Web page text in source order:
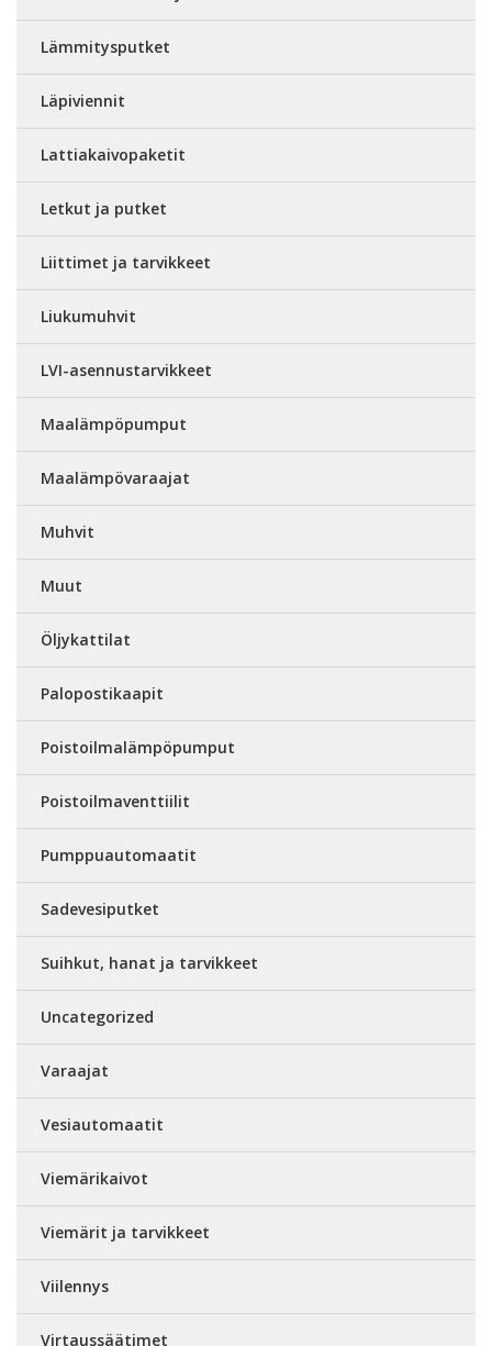
Lämmitysputket
Läpiviennit
Lattiakaivopaketit
Letkut ja putket
Liittimet ja tarvikkeet
Liukumuhvit
LVI-asennustarvikkeet
Maalämpöpumput
Maalämpövaraajat
Muhvit
Muut
Öljykattilat
Palopostikaapit
Poistoilmalämpöpumput
Poistoilmaventtiilit
Pumppuautomaatit
Sadevesiputket
Suihkut, hanat ja tarvikkeet
Uncategorized
Varaajat
Vesiautomaatit
Viemärikaivot
Viemärit ja tarvikkeet
Viilennys
Virtaussäätimet